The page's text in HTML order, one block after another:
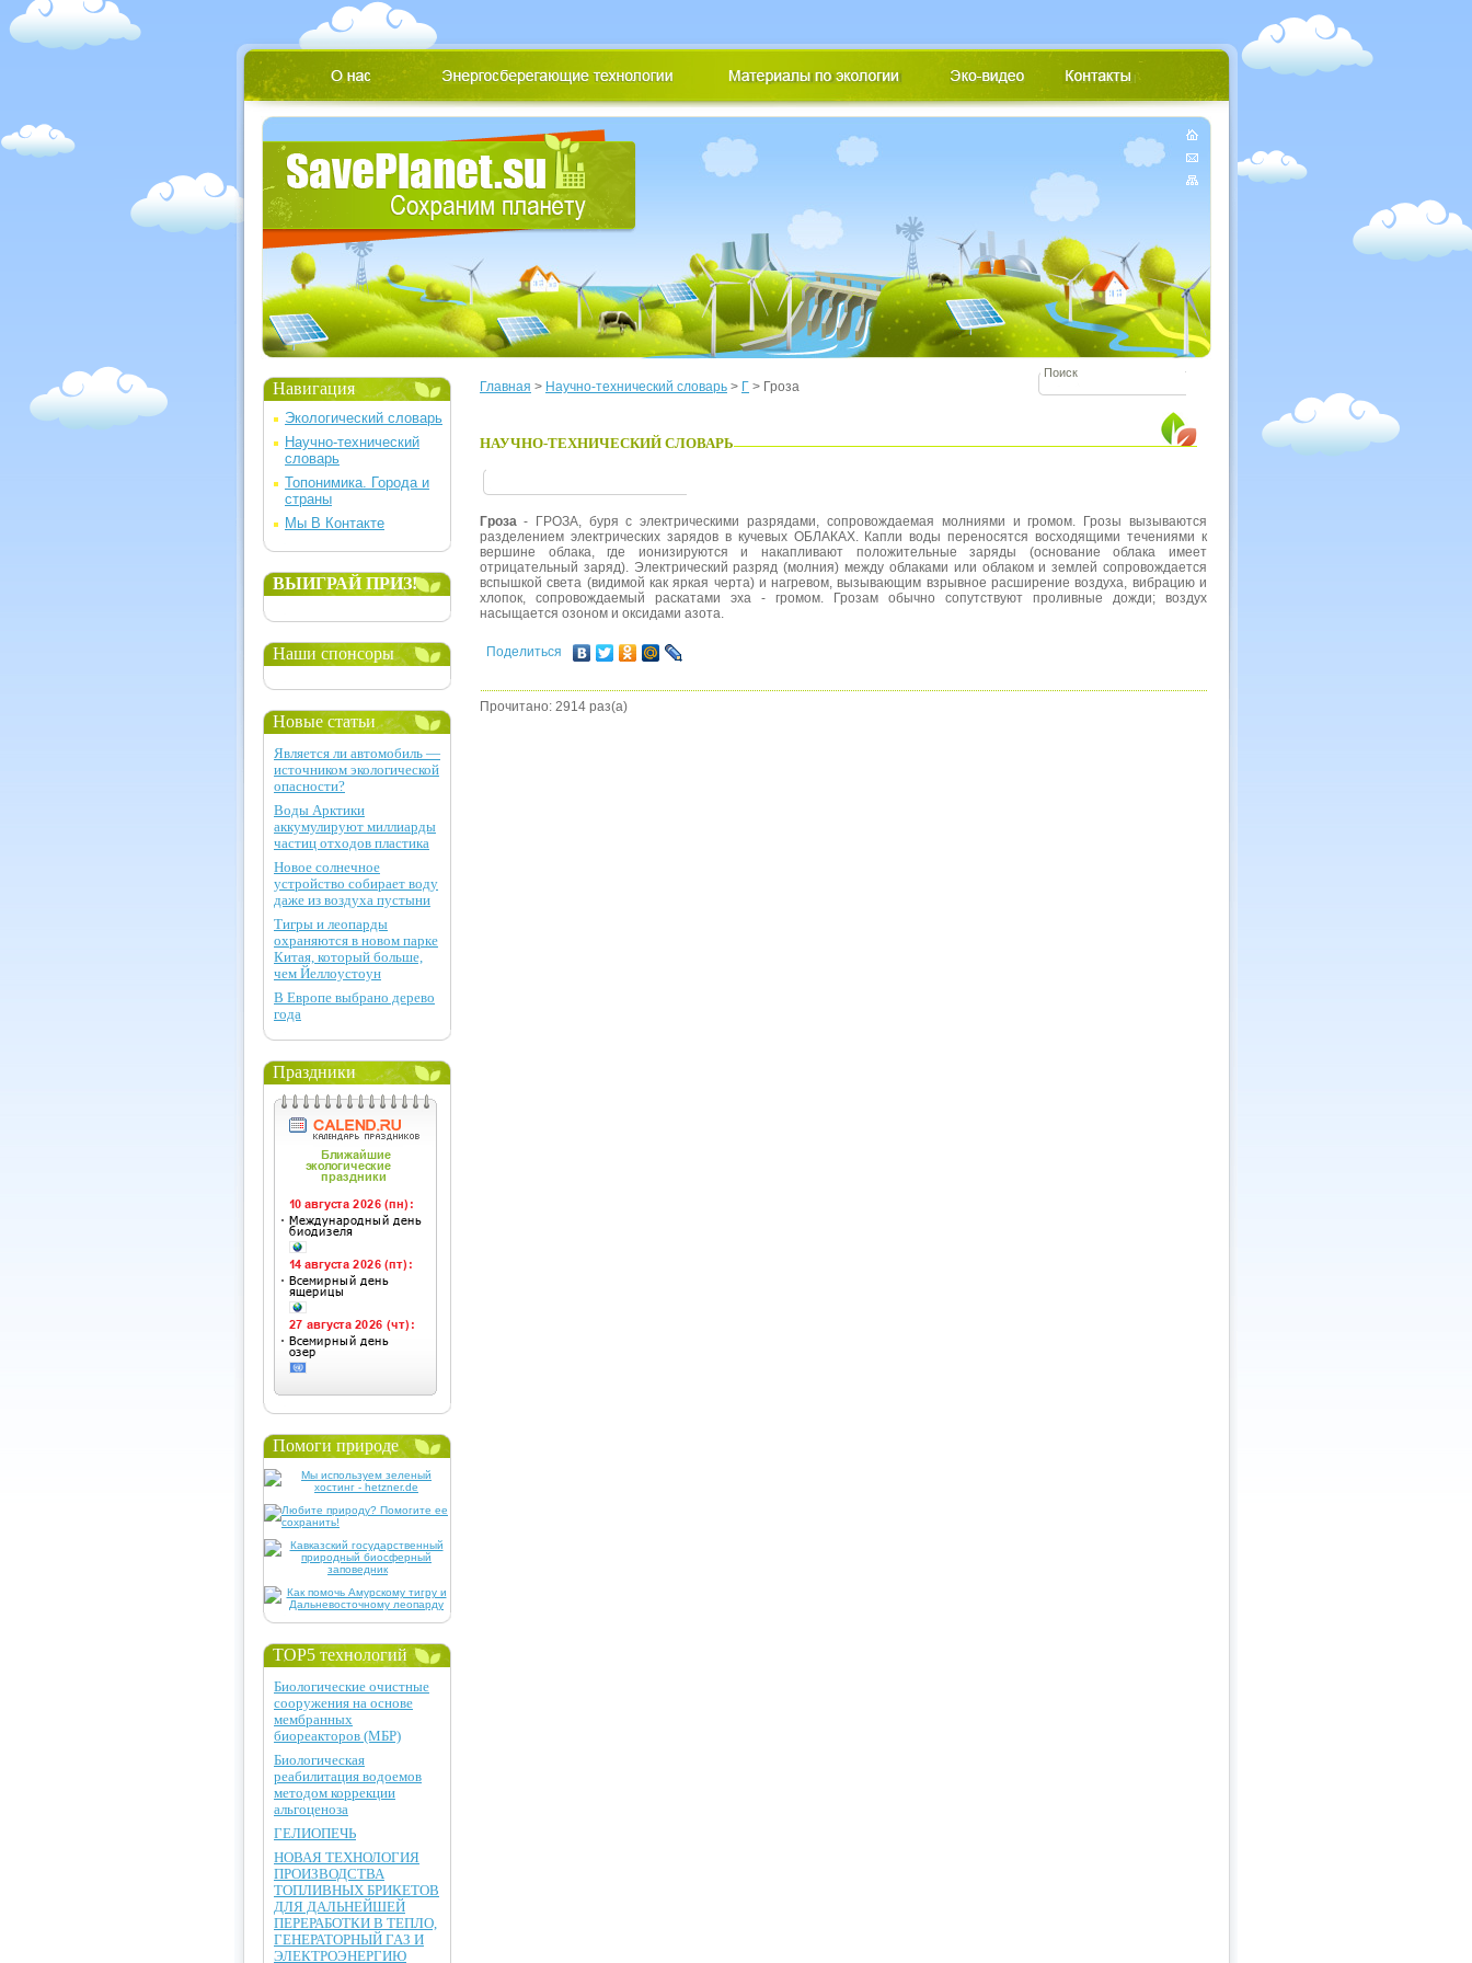
Главная > Научно-технический словарь > Г > Гроза
НАУЧНО-ТЕХНИЧЕСКИЙ СЛОВАРЬ
Гроза - ГРОЗА, буря с электрическими разрядами, сопровождаемая молниями и громом. Грозы вызываются
разделением электрических зарядов в кучевых ОБЛАКАХ. Капли воды переносятся восходящими течениями к
вершине облака, где ионизируются и накапливают положительные заряды (основание облака имеет
отрицательный заряд). Электрический разряд (молния) между облаками или облаком и землей сопровождается
вспышкой света (видимой как яркая черта) и нагревом, вызывающим взрывное расширение воздуха, вибрацию и
хлопок, сопровождаемый раскатами эха - громом. Грозам обычно сопутствуют проливные дожди; воздух
насыщается озоном и оксидами азота.
Поделиться
Прочитано: 2914 раз(а)
Навигация
Экологический словарь
Научно-технический
словарь
Топонимика. Города и
страны
Мы В Контакте
ВЫИГРАЙ ПРИЗ!
Наши спонсоры
Новые статьи
Является ли автомобиль —
источником экологической
опасности?
Воды Арктики
аккумулируют миллиарды
частиц отходов пластика
Новое солнечное
устройство собирает воду
даже из воздуха пустыни
Тигры и леопарды
охраняются в новом парке
Китая, который больше,
чем Йеллоустоун
В Европе выбрано дерево
года
Праздники
Помоги природе
TOP5 технологий
Биологические очистные
сооружения на основе
мембранных
биореакторов (МБР)
Биологическая
реабилитация водоемов
методом коррекции
альгоценоза
ГЕЛИОПЕЧЬ
НОВАЯ ТЕХНОЛОГИЯ
ПРОИЗВОДСТВА
ТОПЛИВНЫХ БРИКЕТОВ
ДЛЯ ДАЛЬНЕЙШЕЙ
ПЕРЕРАБОТКИ В ТЕПЛО,
ГЕНЕРАТОРНЫЙ ГАЗ И
ЭЛЕКТРОЭНЕРГИЮ